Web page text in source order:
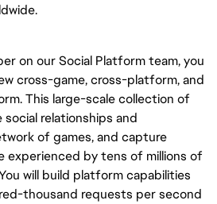
on our Social Platform team, you
cross-game, cross-platform, and
This large-scale collection of
relationships and
of games, and capture
experienced by tens of millions of
will build platform capabilities
thousand requests per second